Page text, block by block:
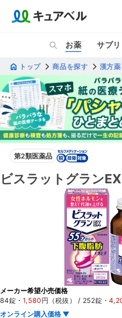
お薬 サプリ
トップ 商品を探す 漢方
第2類医薬品
ビスラットグラン
メーカー希望小売価格
84錠 ・1,580円（税抜） / 252錠 ・
オンライン購入価格 ▼